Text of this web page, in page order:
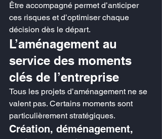
Être accompagné permet d’anticiper
ces risques et d’optimiser chaque
décision dès le départ.
L’aménagement au
service des moments
clés de l’entreprise
Tous les projets d’aménagement ne se
valent pas. Certains moments sont
particulièrement stratégiques.
Création, déménagement,